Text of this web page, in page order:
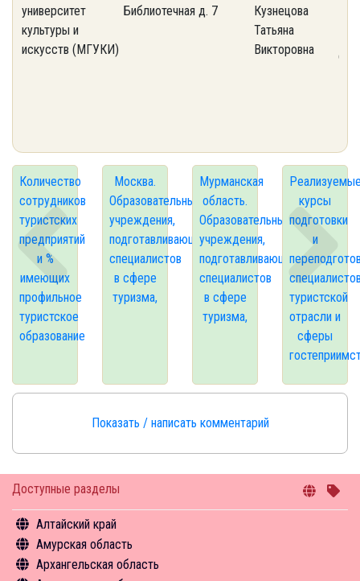
Доступные разделы
Алтайский край
Общая информация
Объекты туристского притяжения
Амурская область
Общая информация
Архангельская область
университет
культуры и
искусств (МГУКИ)
Библиотечная д. 7
Кузнецова
Татьяна
Викторовна
e-
Количество
сотрудников
туристских
предприятий
и %
имеющих
профильное
туристское
образование
Москва.
Образовательные
учреждения,
подготавливающие
специалистов
в сфере
туризма,
Мурманская
область.
Образовательные
учреждения,
подготавливающие
специалистов
в сфере
туризма,
курсы
подготовки
и
туристской
отрасли и
сферы
Показать / написать комментарий